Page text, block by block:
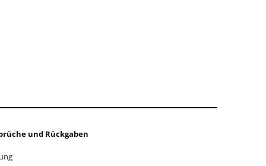
und Rückgaben